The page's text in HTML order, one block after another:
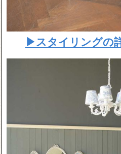
▶スタイリングの